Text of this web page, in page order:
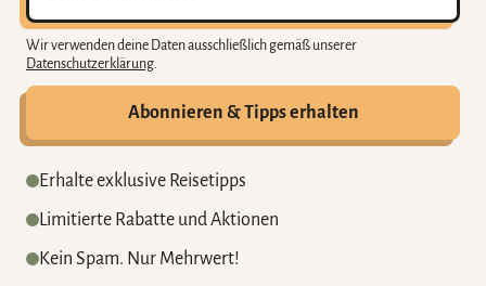
Wir verwenden deine Daten ausschließlich gemäß unserer
Datenschutzerklärung.
Abonnieren & Tipps erhalten
Erhalte exklusive Reisetipps
Limitierte Rabatte und Aktionen
Kein Spam. Nur Mehrwert!